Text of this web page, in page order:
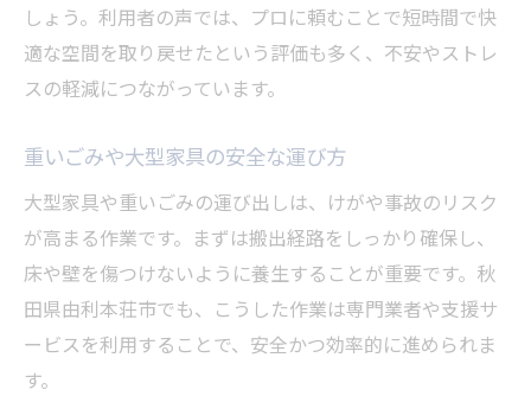
しょう。利用者の声では、プロに頼むことで短時間で快
適な空間を取り戻せたという評価も多く、不安やストレ
スの軽減につながっています。
重いごみや大型家具の安全な運び方
大型家具や重いごみの運び出しは、けがや事故のリスク
が高まる作業です。まずは搬出経路をしっかり確保し、
床や壁を傷つけないように養生することが重要です。秋
田県由利本荘市でも、こうした作業は専門業者や支援サ
ービスを利用することで、安全かつ効率的に進められま
す。